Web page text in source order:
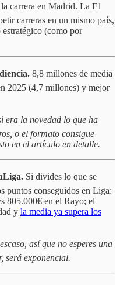
carrera en Madrid. La F1
carreras en un mismo país,
(como por
8,8 millones de media
2025 (4,7 millones) y mejor
era la novedad lo que ha
o el formato consigue
en el artículo en detalle.
Si divides lo que se
puntos conseguidos en Liga:
805.000€ en el Rayo; el
y la media ya supera los
así que no esperes una
será exponencial.